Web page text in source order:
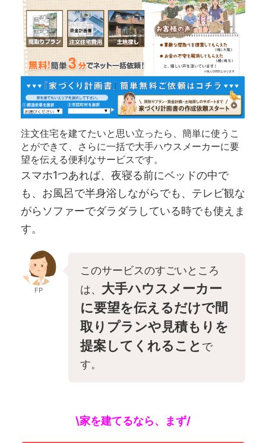
注文住宅を建てたいと思い立ったら、簡単に使うこ
とができて、さらに一括で大手ハウスメーカーに要
望を伝える便利なサービスです。
スマホ1つあれば、夜寝る前にベッドの中で
も、お風呂で半身浴しながらでも、テレビ観な
がらソファーでダラダラしている時でも使えま
す。
FP
このサービスのすごいところ
は、 大手ハウスメーカー
に要望を伝えるだけで間
取りプランや見積もりを
提案してくれること で
す。
\家を建てるなら、まず/